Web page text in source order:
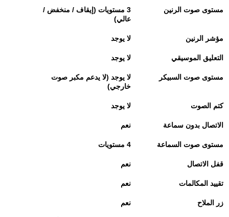
مستوى صوت الرنين 3 مستويات (إيقاف / منخفض /
عالي)
مؤشر الرنين لا يوجد
التعليق الموسيقي لا يوجد
مستوى صوت السبيكر
لا يوجد (لا يدعم مكبر صوت
خارجي)
كتم الصوت لا يوجد
الاتصال بدون سماعة نعم
مستوى صوت السماعة 4 مستويات
قفل الاتصال نعم
تقييد المكالمات نعم
زر الملاح نعم